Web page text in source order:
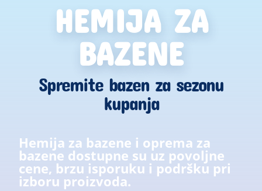
HEMIJA ZA
BAZENE
Spremite bazen za sezonu
kupanja
Hemija za bazene i oprema za
bazene dostupne su uz povoljne
cene, brzu isporuku i podršku pri
izboru proizvoda.